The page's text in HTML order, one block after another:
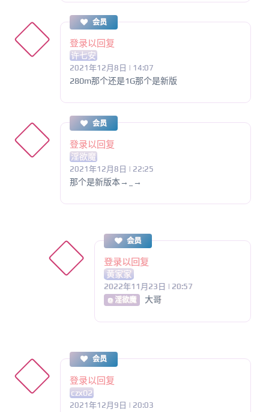
会员
登录以回复
许七安
2021年12月8日 | 14:07
280m那个还是1G那个是新版
会员
登录以回复
淫欲魔
2021年12月8日 | 22:25
那个是新版本→_→
会员
登录以回复
黄家家
2022年11月23日 | 20:57
@ 淫欲魔 大哥
会员
登录以回复
czx02
2021年12月9日 | 20:03